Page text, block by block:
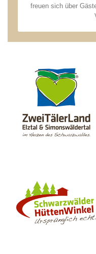
freuen sich über